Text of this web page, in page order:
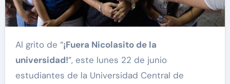
Al grito de “¡Fuera Nicolasito de la
universidad!”, este lunes 22 de junio
estudiantes de la Universidad Central de